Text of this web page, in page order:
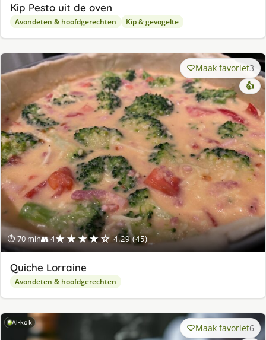
Kip Pesto uit de oven
Avondeten & hoofdgerechten Kip & gevogelte
⏱ 70 min👥 4★★★★☆ 4.29 (45)
Maak favoriet3
👍
Quiche Lorraine
Avondeten & hoofdgerechten
AI-kok Maak favoriet6